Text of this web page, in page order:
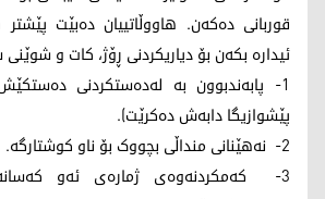
قوربانی دەکەن. هاووڵاتییان دەبێت
ئیدارە بکەن بۆ دیاریکردنی ڕۆژ، کات و
1- پابەندبوون بە لەدەستکردنی
پێشوازیگا دابەش دەکرێت).
2- نەهێنانی منداڵی بچووک بۆ ناو کوشتارگە.
3- کەمکردنەوەی ژمارەی ئەو